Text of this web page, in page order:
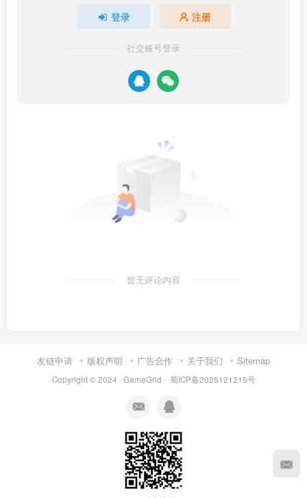
登录 注册
社交账号登录
暂无评论内容
友链申请 版权声明 广告合作 关于我们 Sitemap
Copyright © 2024 · GameGrid · 蜀ICP备2025121215号